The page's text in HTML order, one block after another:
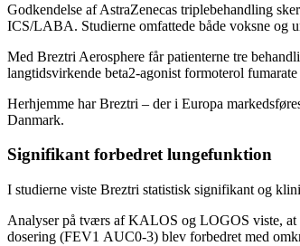
Godkendelse af AstraZenecas triplebehandling
ICS/LABA. Studierne omfattede både voksne og
Med Breztri Aerosphere får patienterne tre
langtidsvirkende beta2-agonist formoterol
Herhjemme har Breztri – der i Europa
Danmark.
Signifikant forbedret lungefunktion
I studierne viste Breztri statistisk signifikant og
Analyser på tværs af KALOS og LOGOS viste, at
dosering (FEV1 AUC0-3) blev forbedret med